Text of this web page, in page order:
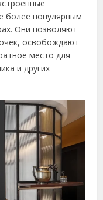
более популярным
Они позволяют
освобождают
место для
и других